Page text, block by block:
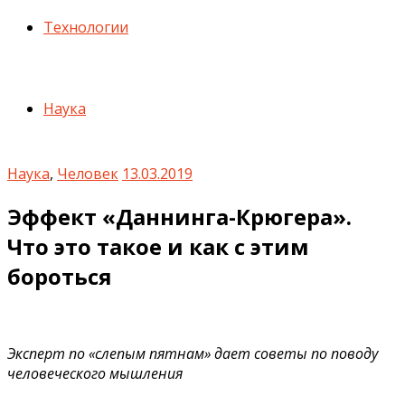
Технологии
Наука
Наука, Человек 13.03.2019
Эффект «Даннинга-Крюгера».
Что это такое и как с этим
бороться
Эксперт по «слепым пятнам» дает советы по поводу
человеческого мышления